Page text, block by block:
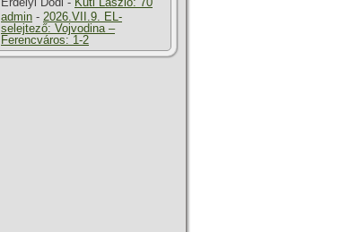
admin - 2026.VII.9. EL-
selejtező: Vojvodina –
Ferencváros: 1-2